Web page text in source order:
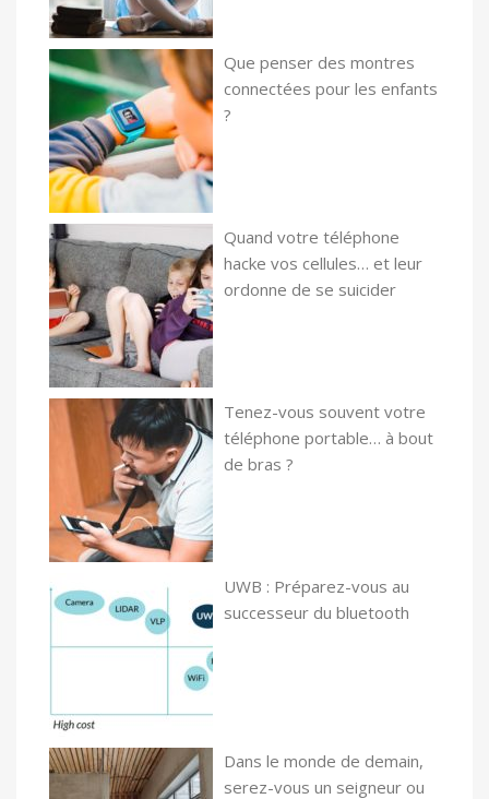
Que penser des montres
connectées pour les enfants
?
Quand votre téléphone
hacke vos cellules… et leur
ordonne de se suicider
Tenez-vous souvent votre
téléphone portable… à bout
de bras ?
UWB : Préparez-vous au
successeur du bluetooth
Dans le monde de demain,
serez-vous un seigneur ou